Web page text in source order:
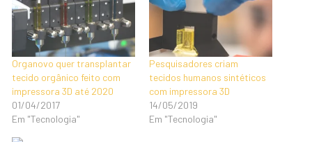
Organovo quer transplantar
tecido orgânico feito com
impressora 3D até 2020
01/04/2017
Em "Tecnologia"
Pesquisadores criam
tecidos humanos sintéticos
com impressora 3D
14/05/2019
Em "Tecnologia"